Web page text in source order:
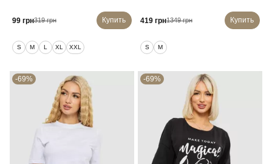
99 грн319 грн Купить
S M L XL XXL
419 грн1349 грн Купить
S M
-69% -69%